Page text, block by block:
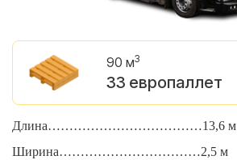
90 м3
33 европаллет
Длина………………………………13,6 м
Ширина……………………………2,5 м